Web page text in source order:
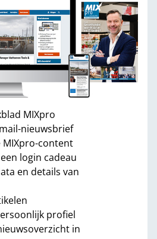
MIXpro
nieuwsbrief
MIXpro-content
login cadeau
en details van
profiel
in